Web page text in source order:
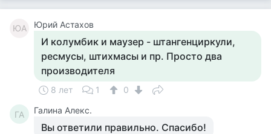
ЮА Юрий Астахов
И колумбик и маузер - штангенциркули,
ресмусы, штихмасы и пр. Просто два
производителя
8 лет 1 0
ГА Галина Алекс.
Вы ответили правильно. Спасибо!